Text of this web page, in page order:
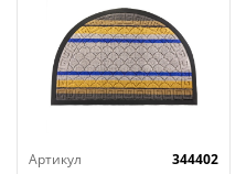
Артикул
344402